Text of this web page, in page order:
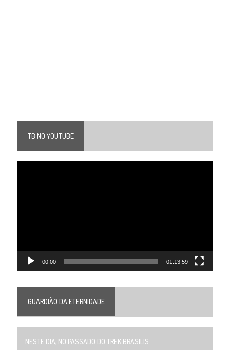
TB NO YOUTUBE
00:00 01:13:59
GUARDIÃO DA ETERNIDADE
NESTE DIA, NO PASSADO DO TREK BRASILIS...